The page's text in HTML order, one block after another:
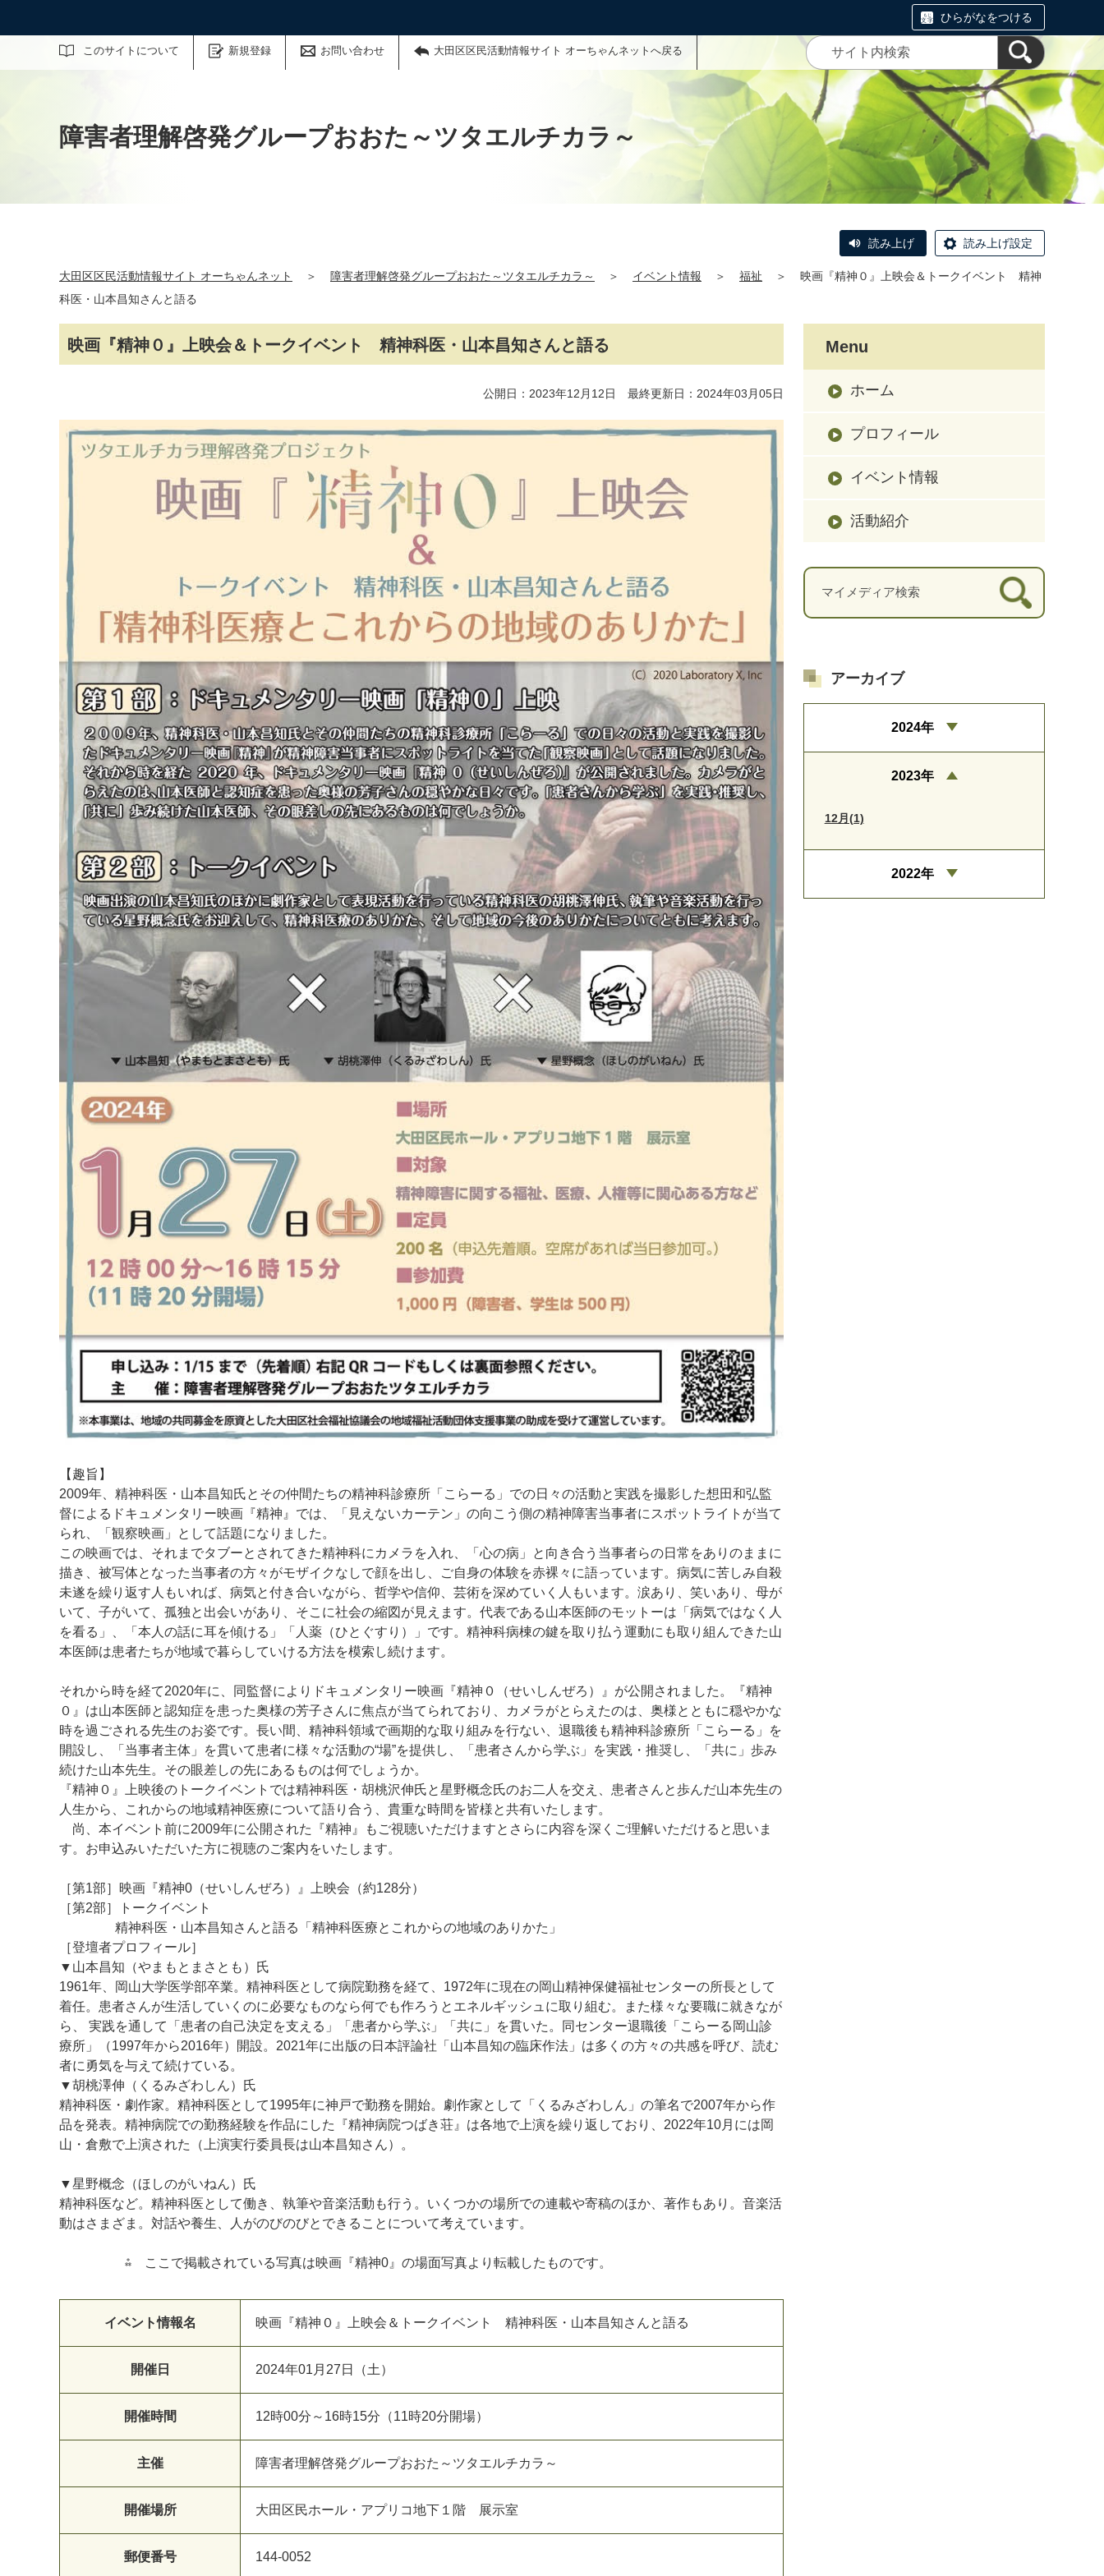
ひらがなをつける
このサイトについて 新規登録 お問い合わせ 大田区区民活動情報サイト オーちゃんネットへ戻る
サイト内検索
障害者理解啓発グループおおた～ツタエルチカラ～
読み上げ 読み上げ設定
大田区区民活動情報サイト オーちゃんネット ＞ 障害者理解啓発グループおおた～ツタエルチカラ～ ＞ イベント情報 ＞ 福祉 ＞
映画『精神０』上映会＆トークイベント 精神
科医・山本昌知さんと語る
映画『精神０』上映会＆トークイベント 精神科医・山本昌知さんと語る
公開日：2023年12月12日 最終更新日：2024年03月05日
【趣旨】
2009年、精神科医・山本昌知氏とその仲間たちの精神科診療所「こらーる」での日々の活動と実践を撮影した想田和弘監
督によるドキュメンタリー映画『精神』では、「見えないカーテン」の向こう側の精神障害当事者にスポットライトが当て
られ、「観察映画」として話題になりました。
この映画では、それまでタブーとされてきた精神科にカメラを入れ、「心の病」と向き合う当事者らの日常をありのままに
描き、被写体となった当事者の方々がモザイクなしで顔を出し、ご自身の体験を赤裸々に語っています。病気に苦しみ自殺
未遂を繰り返す人もいれば、病気と付き合いながら、哲学や信仰、芸術を深めていく人もいます。涙あり、笑いあり、母が
いて、子がいて、孤独と出会いがあり、そこに社会の縮図が見えます。代表である山本医師のモットーは「病気ではなく人
を看る」、「本人の話に耳を傾ける」「人薬（ひとぐすり）」です。精神科病棟の鍵を取り払う運動にも取り組んできた山
本医師は患者たちが地域で暮らしていける方法を模索し続けます。
それから時を経て2020年に、同監督によりドキュメンタリー映画『精神０（せいしんぜろ）』が公開されました。『精神
０』は山本医師と認知症を患った奥様の芳子さんに焦点が当てられており、カメラがとらえたのは、奥様とともに穏やかな
時を過ごされる先生のお姿です。長い間、精神科領域で画期的な取り組みを行ない、退職後も精神科診療所「こらーる」を
開設し、「当事者主体」を貫いて患者に様々な活動の“場”を提供し、「患者さんから学ぶ」を実践・推奨し、「共に」歩み
続けた山本先生。その眼差しの先にあるものは何でしょうか。
『精神０』上映後のトークイベントでは精神科医・胡桃沢伸氏と星野概念氏のお二人を交え、患者さんと歩んだ山本先生の
人生から、これからの地域精神医療について語り合う、貴重な時間を皆様と共有いたします。
尚、本イベント前に2009年に公開された『精神』もご視聴いただけますとさらに内容を深くご理解いただけると思いま
す。お申込みいただいた方に視聴のご案内をいたします。
［第1部］映画『精神0（せいしんぜろ）』上映会（約128分）
［第2部］トークイベント
精神科医・山本昌知さんと語る「精神科医療とこれからの地域のありかた」
［登壇者プロフィール］
▼山本昌知（やまもとまさとも）氏
1961年、岡山大学医学部卒業。精神科医として病院勤務を経て、1972年に現在の岡山精神保健福祉センターの所長として
着任。患者さんが生活していくのに必要なものなら何でも作ろうとエネルギッシュに取り組む。また様々な要職に就きなが
ら、 実践を通して「患者の自己決定を支える」「患者から学ぶ」「共に」を貫いた。同センター退職後「こらーる岡山診
療所」（1997年から2016年）開設。2021年に出版の日本評論社「山本昌知の臨床作法」は多くの方々の共感を呼び、読む
者に勇気を与えて続けている。
▼胡桃澤伸（くるみざわしん）氏
精神科医・劇作家。精神科医として1995年に神戸で勤務を開始。劇作家として「くるみざわしん」の筆名で2007年から作
品を発表。精神病院での勤務経験を作品にした『精神病院つばき荘』は各地で上演を繰り返しており、2022年10月には岡
山・倉敷で上演された（上演実行委員長は山本昌知さん）。
▼星野概念（ほしのがいねん）氏
精神科医など。精神科医として働き、執筆や音楽活動も行う。いくつかの場所での連載や寄稿のほか、著作もあり。音楽活
動はさまざま。対話や養生、人がのびのびとできることについて考えています。
⁂ ここで掲載されている写真は映画『精神0』の場面写真より転載したものです。
イベント情報名 映画『精神０』上映会＆トークイベント 精神科医・山本昌知さんと語る
開催日 2024年01月27日（土）
開催時間 12時00分～16時15分（11時20分開場）
主催 障害者理解啓発グループおおた～ツタエルチカラ～
開催場所 大田区民ホール・アプリコ地下１階 展示室
郵便番号 144-0052
Menu
ホーム
プロフィール
イベント情報
活動紹介
マイメディア検索
アーカイブ
2024年
2023年
12月(1)
2022年